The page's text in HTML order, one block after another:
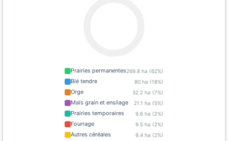
Prairies permanentes269.8 ha (62%)
Blé tendre 80 ha (18%)
Orge 32.2 ha (7%)
Maïs grain et ensilage 21.1 ha (5%)
Prairies temporaires 9.6 ha (2%)
Fourrage 9.5 ha (2%)
Autres céréales 9.4 ha (2%)